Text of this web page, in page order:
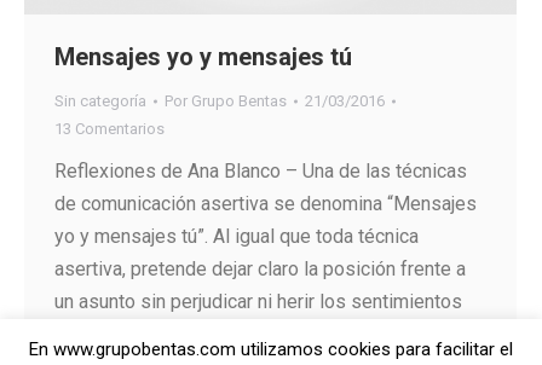
Mensajes yo y mensajes tú
Sin categoría Por Grupo Bentas
21/03/2016
13 Comentarios
Reflexiones de Ana Blanco – Una de las técnicas
de comunicación asertiva se denomina “Mensajes
yo y mensajes tú”. Al igual que toda técnica
asertiva, pretende dejar claro la posición frente a
un asunto sin perjudicar ni herir los sentimientos
En www.grupobentas.com utilizamos cookies para facilitar el